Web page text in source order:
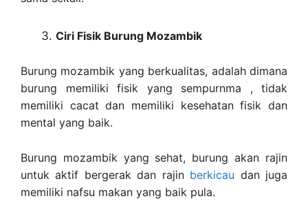
Ciri Fisik Burung Mozambik
Burung mozambik yang berkualitas, adalah dimana
burung memiliki fisik yang sempurnma , tidak
memiliki cacat dan memiliki kesehatan fisik dan
mental yang baik.
Burung mozambik yang sehat, burung akan rajin
untuk aktif bergerak dan rajin berkicau dan juga
memiliki nafsu makan yang baik pula.